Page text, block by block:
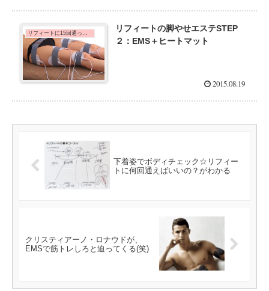
リフィートに15回通った口コミ体験談
リフィートの脚やせエステSTEP
２：EMS＋ヒートマット
2015.08.19
下着姿でボディチェック☆リフィー
トに何回通えばいいの？がわかる
クリスティアーノ・ロナウドが、
EMSで筋トレしろと迫ってくる(笑)